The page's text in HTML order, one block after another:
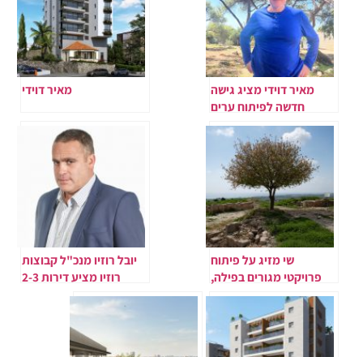
מאיר דוידי מציג גישה
חדשה לפיתוח ערים
ושכונות בישראל
מאיר דוידי
שי מזיג על פיתוח
פרויקטי מגורים בפילה,
אזור ההשקעות החם של
לרנקה
יובל רוזיו מנכ"ל קבוצות
רוזיו מציע דירות 2-3
חדרים ליד כיכר המדינה